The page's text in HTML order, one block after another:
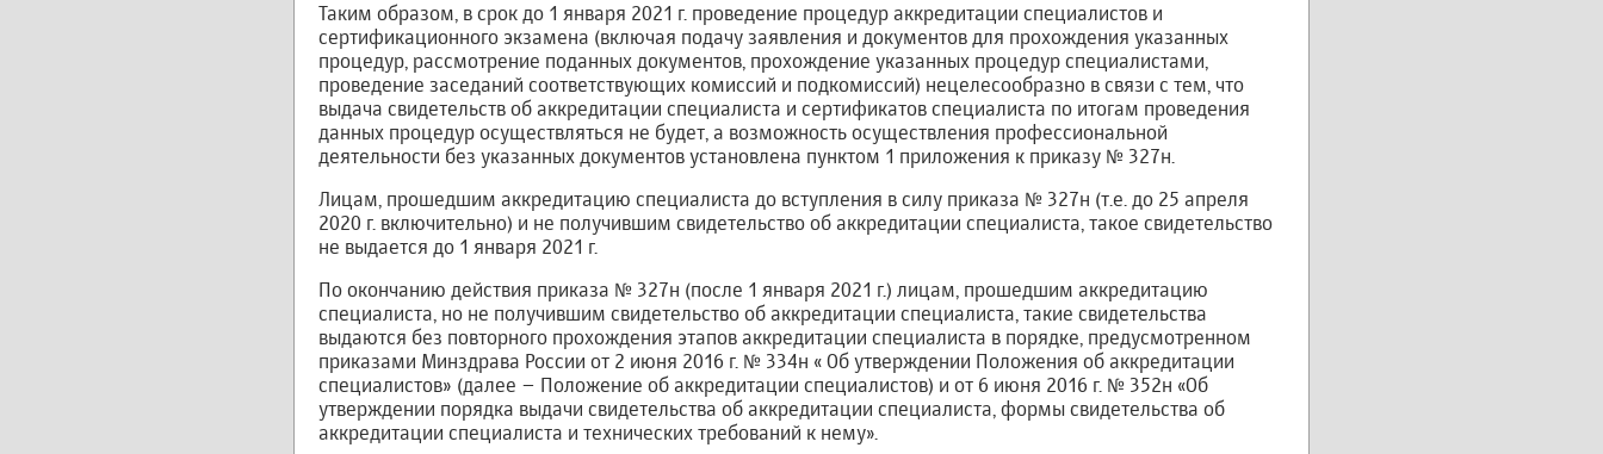
Таким образом, в срок до 1 января 2021 г. проведение процедур аккредитации специалистов и
сертификационного экзамена (включая подачу заявления и документов для прохождения указанных
процедур, рассмотрение поданных документов, прохождение указанных процедур специалистами,
проведение заседаний соответствующих комиссий и подкомиссий) нецелесообразно в связи с тем, что
выдача свидетельств об аккредитации специалиста и сертификатов специалиста по итогам проведения
данных процедур осуществляться не будет, а возможность осуществления профессиональной
деятельности без указанных документов установлена пунктом 1 приложения к приказу № 327н.
Лицам, прошедшим аккредитацию специалиста до вступления в силу приказа № 327н (т.е. до 25 апреля
2020 г. включительно) и не получившим свидетельство об аккредитации специалиста, такое свидетельство
не выдается до 1 января 2021 г.
По окончанию действия приказа № 327н (после 1 января 2021 г.) лицам, прошедшим аккредитацию
специалиста, но не получившим свидетельство об аккредитации специалиста, такие свидетельства
выдаются без повторного прохождения этапов аккредитации специалиста в порядке, предусмотренном
приказами Минздрава России от 2 июня 2016 г. № 334н « Об утверждении Положения об аккредитации
специалистов» (далее – Положение об аккредитации специалистов) и от 6 июня 2016 г. № 352н «Об
утверждении порядка выдачи свидетельства об аккредитации специалиста, формы свидетельства об
аккредитации специалиста и технических требований к нему».